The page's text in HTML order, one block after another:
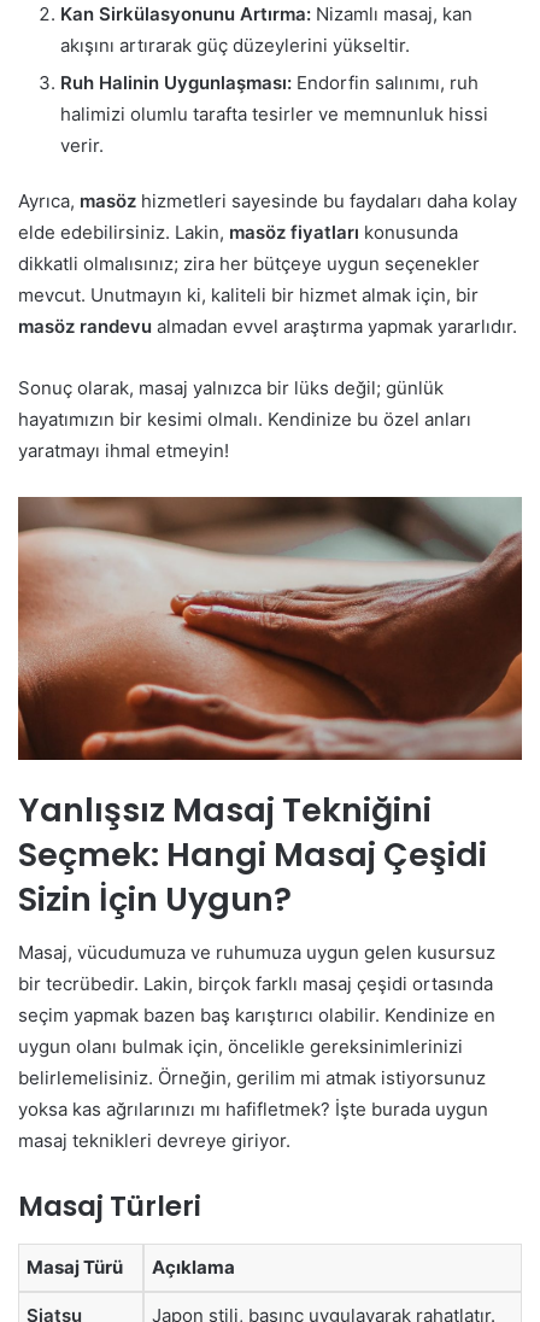
Kan Sirkülasyonunu Artırma: Nizamlı masaj, kan
akışını artırarak güç düzeylerini yükseltir.
Ruh Halinin Uygunlaşması: Endorfin salınımı, ruh
halimizi olumlu tarafta tesirler ve memnunluk hissi
verir.
Ayrıca, masöz hizmetleri sayesinde bu faydaları daha kolay
elde edebilirsiniz. Lakin, masöz fiyatları konusunda
dikkatli olmalısınız; zira her bütçeye uygun seçenekler
mevcut. Unutmayın ki, kaliteli bir hizmet almak için, bir
masöz randevu almadan evvel araştırma yapmak yararlıdır.
Sonuç olarak, masaj yalnızca bir lüks değil; günlük
hayatımızın bir kesimi olmalı. Kendinize bu özel anları
yaratmayı ihmal etmeyin!
Yanlışsız Masaj Tekniğini
Seçmek: Hangi Masaj Çeşidi
Sizin İçin Uygun?
Masaj, vücudumuza ve ruhumuza uygun gelen kusursuz
bir tecrübedir. Lakin, birçok farklı masaj çeşidi ortasında
seçim yapmak bazen baş karıştırıcı olabilir. Kendinize en
uygun olanı bulmak için, öncelikle gereksinimlerinizi
belirlemelisiniz. Örneğin, gerilim mi atmak istiyorsunuz
yoksa kas ağrılarınızı mı hafifletmek? İşte burada uygun
masaj teknikleri devreye giriyor.
Masaj Türleri
Masaj Türü Açıklama
Şiatsu Japon stili, basınç uygulayarak rahatlatır.